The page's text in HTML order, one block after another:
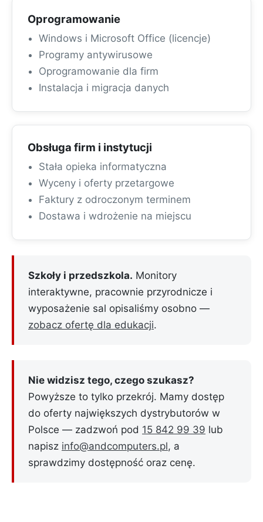
Oprogramowanie
Windows i Microsoft Office (licencje)
Programy antywirusowe
Oprogramowanie dla firm
Instalacja i migracja danych
Obsługa firm i instytucji
Stała opieka informatyczna
Wyceny i oferty przetargowe
Faktury z odroczonym terminem
Dostawa i wdrożenie na miejscu
Szkoły i przedszkola. Monitory
interaktywne, pracownie przyrodnicze i
wyposażenie sal opisaliśmy osobno —
zobacz ofertę dla edukacji.
Nie widzisz tego, czego szukasz?
Powyższe to tylko przekrój. Mamy dostęp
do oferty największych dystrybutorów w
Polsce — zadzwoń pod 15 842 99 39 lub
napisz info@andcomputers.pl, a
sprawdzimy dostępność oraz cenę.